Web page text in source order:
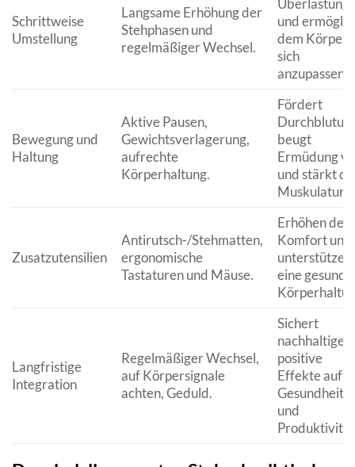
Schrittweise
Umstellung
Langsame Erhöhung der
Stehphasen und
regelmäßiger Wechsel.
Überlastung
und
dem Körper,
sich
anzupassen.
Bewegung und
Haltung
Aktive Pausen,
Gewichtsverlagerung,
aufrechte
Körperhaltung.
Fördert
beugt
Ermüdung
und stärkt
Muskulatur.
Zusatzutensilien
Antirutsch-/Stehmatten,
ergonomische
Tastaturen und Mäuse.
Erhöhen den
Komfort und
unterstützen
eine gesunde
Langfristige
Integration
Regelmäßiger Wechsel,
auf Körpersignale
achten, Geduld.
Sichert
nachhaltige
positive
Effekte auf
Gesundheit
und